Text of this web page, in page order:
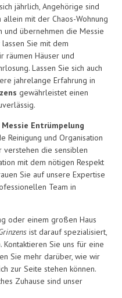
jährlich, Angehörige sind
mit der Chaos-Wohnung
und übernehmen die Messie
lassen Sie mit dem
räumen Häuser und
Lassen Sie sich auch
jahrelange Erfahrung in
gewährleistet einen
Messie Entrümpelung
Reinigung und Organisation
verstehen die sensiblen
mit dem nötigen Respekt
Sie auf unsere Expertise
Team in
oder einem großen Haus
ist darauf spezialisiert,
Sie uns für eine
Sie mehr darüber, wie wir
zur Seite stehen können.
Zuhause sind unser